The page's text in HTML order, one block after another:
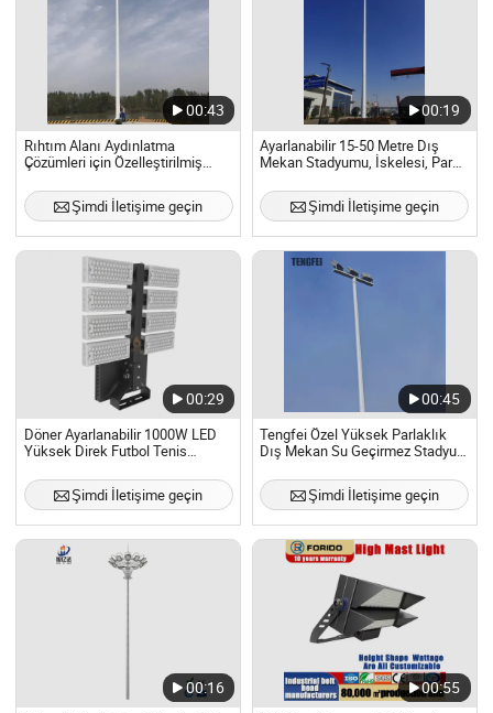
00:43
Rıhtım Alanı Aydınlatma
Çözümleri için Özelleştirilmiş
Mekan Flood Light
KonfigürasyonuŞimdi İletişime geçin
00:19
Ayarlanabilir 15-50 Metre Dış
Mekan Stadyumu, İskelesi, Parkı,
Işığı, Fabrika Tedariki
Şimdi İletişime geçin
00:29
Döner Ayarlanabilir 1000W LED
Yüksek Direk Futbol Tenis
Şimdi İletişime geçin
00:45
Tengfei Özel Yüksek Parlaklık
Dış Mekan Su Geçirmez Stadyum
Havaalanı Sokak Işığı için
Şimdi İletişime geçin
00:16 00:55